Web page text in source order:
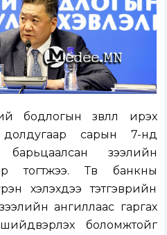
бодлогын зөвлөл ирэх
сарын 7-нд
барьцаалсан зээлийн
тогтжээ. Төв банкны
хэлэхдээ тэтгэврийн
ангиллаас гаргах
боломжтойг